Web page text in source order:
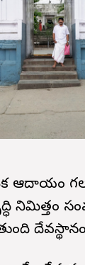
ఆదాయం
నిమిత్తం